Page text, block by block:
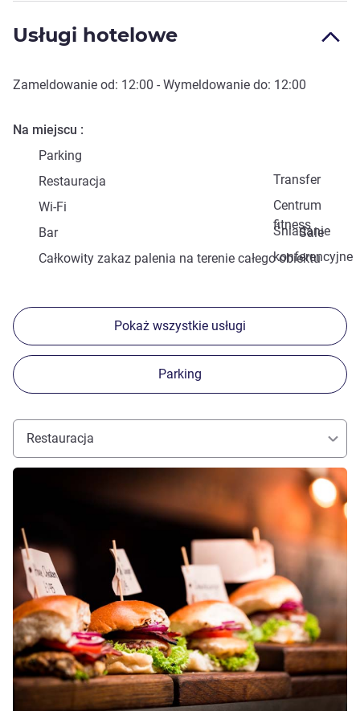
Usługi hotelowe
Zameldowanie od: 12:00 - Wymeldowanie do: 12:00
Na miejscu
Parking
Transfer
Restauracja
Centrum
fitness
Wi-Fi
Śniadanie
Bar
Sale
konferencyjne
Całkowity zakaz palenia na terenie całego obiektu
Pokaż wszystkie usługi
Parking
Restauracja
Pokaż szczegóły